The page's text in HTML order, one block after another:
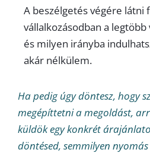
A beszélgetés végére látni
vállalkozásodban a
és milyen irányba
akár nélkülem.
Ha pedig úgy döntesz, hogy
megépíttetni a megoldást,
küldök egy konkrét
döntésed, semmilyen